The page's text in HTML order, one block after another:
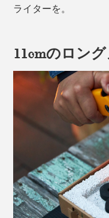
ライターを。
11cmのロン